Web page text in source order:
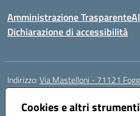
Cookies e altri
Amministrazione Trasparente
Dichiarazione di accessibilità
Indirizzo:Via Mastelloni - 71121
Centralino:
Posta elettronica certificata (PEC):